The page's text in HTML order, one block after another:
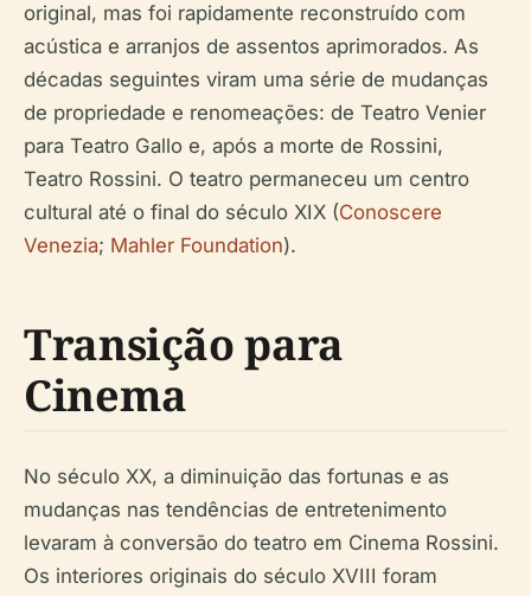
original, mas foi rapidamente reconstruído com
acústica e arranjos de assentos aprimorados. As
décadas seguintes viram uma série de mudanças
de propriedade e renomeações: de Teatro Venier
para Teatro Gallo e, após a morte de Rossini,
Teatro Rossini. O teatro permaneceu um centro
cultural até o final do século XIX (Conoscere
Venezia; Mahler Foundation).
Transição para
Cinema
No século XX, a diminuição das fortunas e as
mudanças nas tendências de entretenimento
levaram à conversão do teatro em Cinema Rossini.
Os interiores originais do século XVIII foram